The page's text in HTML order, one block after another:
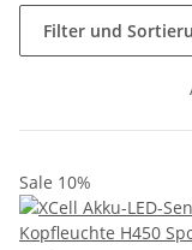
Filter und
Sale 10%